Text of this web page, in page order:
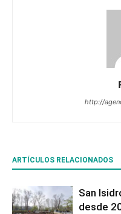
http://
ARTÍCULOS RELACIONADOS
San
desde